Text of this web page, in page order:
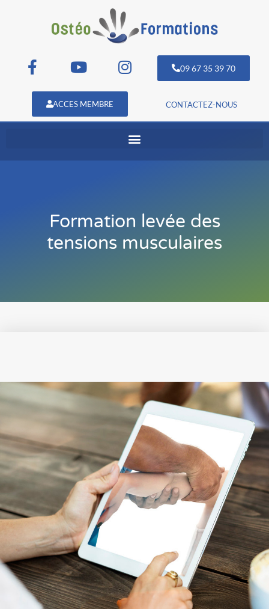
09 67 35 39 70
ACCES MEMBRE CONTACTEZ-NOUS
Formation levée des
tensions musculaires